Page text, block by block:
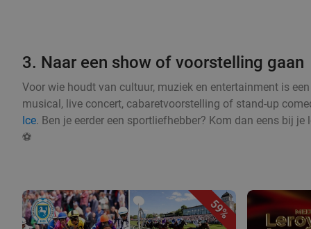
3. Naar een show of voorstelling gaan
Voor wie houdt van cultuur, muziek en entertainment is
musical, live concert, cabaretvoorstelling of stand-up
Ice. Ben je eerder een sportliefhebber? Kom dan eens bij
⚽
59%